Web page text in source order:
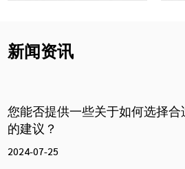
新闻资讯
您能否提供一些关于如何选择
的建议？
2024-07-25